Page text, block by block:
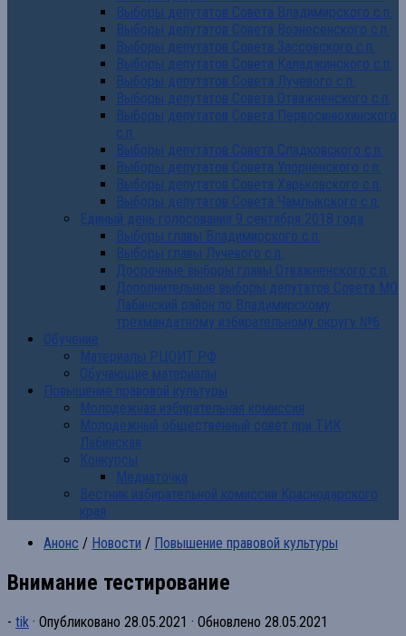
Выборы депутатов Совета Владимирского с.п.
Выборы депутатов Совета Вознесенского с.п.
Выборы депутатов Совета Зассовского с.п.
Выборы депутатов Совета Каладжинского с.п.
Выборы депутатов Совета Лучевого с.п.
Выборы депутатов Совета Отважненского с.п.
Выборы депутатов Совета Первосинюхинского
с.п.
Выборы депутатов Совета Сладковского с.п.
Выборы депутатов Совета Упорненского с.п.
Выборы депутатов Совета Харьковского с.п.
Выборы депутатов Совета Чамлыкского с.п.
Единый день голосования 9 сентября 2018 года
Выборы главы Владимирского с.п.
Выборы главы Лучевого с.п.
Досрочные выборы главы Отважненского с.п.
Дополнительные выборы депутатов Совета МО
Лабинский район по Владимирскому
трехмандатному избирательному округу №6
Обучение
Материалы РЦОИТ РФ
Обучающие материалы
Повышение правовой культуры
Молодежная избирательная комиссия
Молодежный общественный совет при ТИК
Лабинская
Конкурсы
Медиаточка
Вестник избирательной комиссии Краснодарского
края
Анонс / Новости / Повышение правовой культуры
Внимание тестирование
- tik · Опубликовано 28.05.2021 · Обновлено 28.05.2021